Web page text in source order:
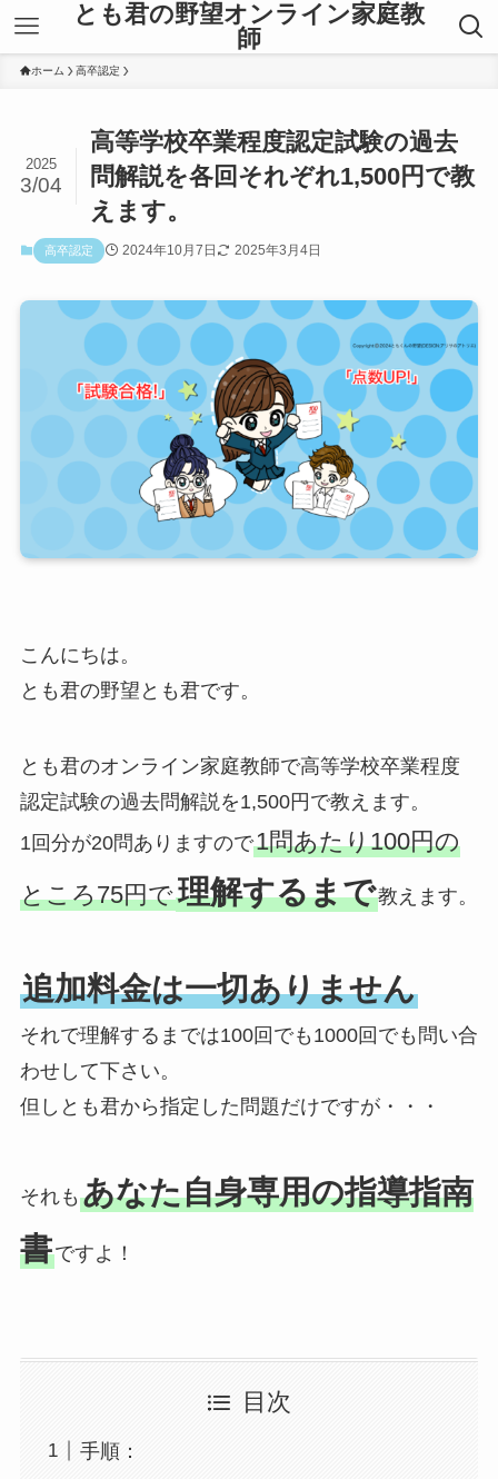
とも君の野望オンライン家庭教
師
ホーム 高卒認定
高等学校卒業程度認定試験の過去
問解説を各回それぞれ1,500円で教
えます。
2025
3/04
高卒認定 2024年10月7日 2025年3月4日
こんにちは。
とも君の野望とも君です。
とも君のオンライン家庭教師で高等学校卒業程度
認定試験の過去問解説を1,500円で教えます。
1回分が20問ありますので1問あたり100円の
ところ75円で理解するまで教えます。
追加料金は一切ありません
それで理解するまでは100回でも1000回でも問い合
わせして下さい。
但しとも君から指定した問題だけですが・・・
それも あなた自身専用の指導指南
書ですよ！
目次
手順：